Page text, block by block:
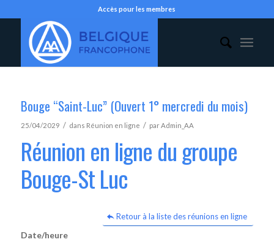
Accès pour les membres
Bouge “Saint-Luc” (Ouvert 1° mercredi du mois)
25/04/2029 / dans Réunion en ligne / parAdmin_AA
Réunion en ligne du groupe
Bouge-St Luc
Retour à la liste des réunions en ligne
Date/heure